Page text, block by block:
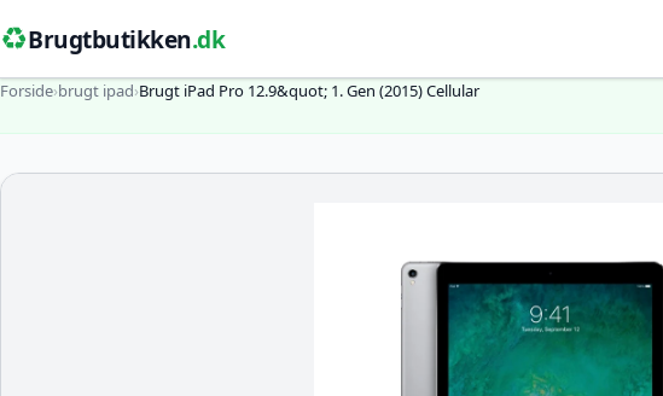
♻️Brugtbutikken.dk
Forside›brugt ipad›Brugt iPad Pro 12.9&quot; 1. Gen (2015) Cellular